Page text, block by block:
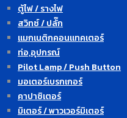
ตู้ไฟ / รางไฟ
สวิทซ์ / ปลั๊ก
แมกเนติกคอนแทคเตอร์
ท่อ,อุปกรณ์
Pilot Lamp / Push Button
มอเตอร์เบรกเกอร์
คาปาซิเตอร์
มิเตอร์ / พาวเวอร์มิเตอร์